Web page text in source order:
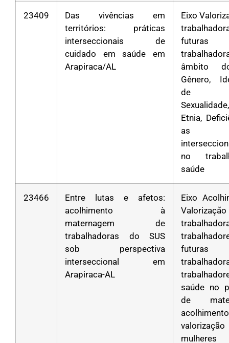
23409
Das vivências em
territórios: práticas
interseccionais de
cuidado em saúde em
Arapiraca/AL
Eixo
futuras
âmbito
Gênero,
de
Etnia,
as
no
saúde
23466
Entre lutas e afetos:
acolhimento à
maternagem de
trabalhadoras do SUS
sob perspectiva
interseccional em
Arapiraca-AL
Eixo
futuras
saúde no
de
mulheres